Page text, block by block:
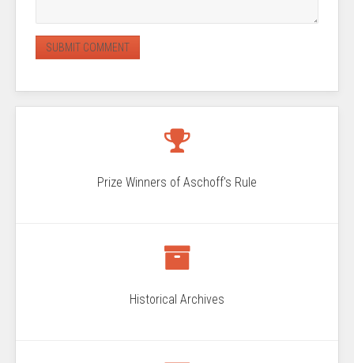
Prize Winners of Aschoff's Rule
Historical Archives